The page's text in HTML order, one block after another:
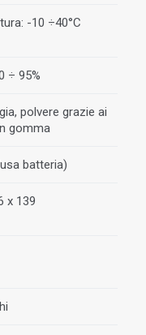
-10 ÷40°C
÷ 95%
polvere grazie ai
gomma
batteria)
x 139